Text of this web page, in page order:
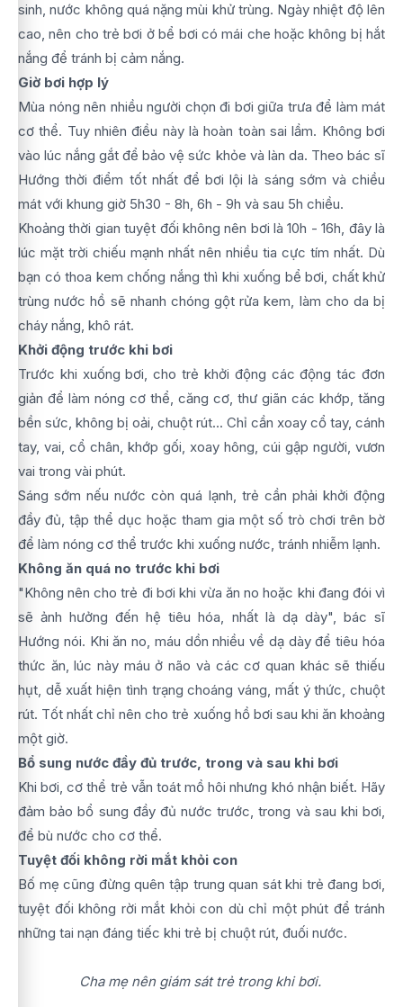
sinh, nước không quá nặng mùi khử trùng. Ngày nhiệt độ lên
cao, nên cho trẻ bơi ở bể bơi có mái che hoặc không bị hắt
nắng để tránh bị cảm nắng.
Giờ bơi hợp lý
Mùa nóng nên nhiều người chọn đi bơi giữa trưa để làm mát
cơ thể. Tuy nhiên điều này là hoàn toàn sai lầm. Không bơi
vào lúc nắng gắt để bảo vệ sức khỏe và làn da. Theo bác sĩ
Hướng thời điểm tốt nhất để bơi lội là sáng sớm và chiều
mát với khung giờ 5h30 - 8h, 6h - 9h và sau 5h chiều.
Khoảng thời gian tuyệt đối không nên bơi là 10h - 16h, đây là
lúc mặt trời chiếu mạnh nhất nên nhiều tia cực tím nhất. Dù
bạn có thoa kem chống nắng thì khi xuống bể bơi, chất khử
trùng nước hồ sẽ nhanh chóng gột rửa kem, làm cho da bị
cháy nắng, khô rát.
Khởi động trước khi bơi
Trước khi xuống bơi, cho trẻ khởi động các động tác đơn
giản để làm nóng cơ thể, căng cơ, thư giãn các khớp, tăng
bền sức, không bị oải, chuột rút... Chỉ cần xoay cổ tay, cánh
tay, vai, cổ chân, khớp gối, xoay hông, cúi gập người, vươn
vai trong vài phút.
Sáng sớm nếu nước còn quá lạnh, trẻ cần phải khởi động
đầy đủ, tập thể dục hoặc tham gia một số trò chơi trên bờ
để làm nóng cơ thể trước khi xuống nước, tránh nhiễm lạnh.
Không ăn quá no trước khi bơi
"Không nên cho trẻ đi bơi khi vừa ăn no hoặc khi đang đói vì
sẽ ảnh hưởng đến hệ tiêu hóa, nhất là dạ dày", bác sĩ
Hướng nói. Khi ăn no, máu dồn nhiều về dạ dày để tiêu hóa
thức ăn, lúc này máu ở não và các cơ quan khác sẽ thiếu
hụt, dễ xuất hiện tình trạng choáng váng, mất ý thức, chuột
rút. Tốt nhất chỉ nên cho trẻ xuống hồ bơi sau khi ăn khoảng
một giờ.
Bổ sung nước đầy đủ trước, trong và sau khi bơi
Khi bơi, cơ thể trẻ vẫn toát mồ hôi nhưng khó nhận biết. Hãy
đảm bảo bổ sung đầy đủ nước trước, trong và sau khi bơi,
để bù nước cho cơ thể.
Tuyệt đối không rời mắt khỏi con
Bố mẹ cũng đừng quên tập trung quan sát khi trẻ đang bơi,
tuyệt đối không rời mắt khỏi con dù chỉ một phút để tránh
những tai nạn đáng tiếc khi trẻ bị chuột rút, đuối nước.
Cha mẹ nên giám sát trẻ trong khi bơi.